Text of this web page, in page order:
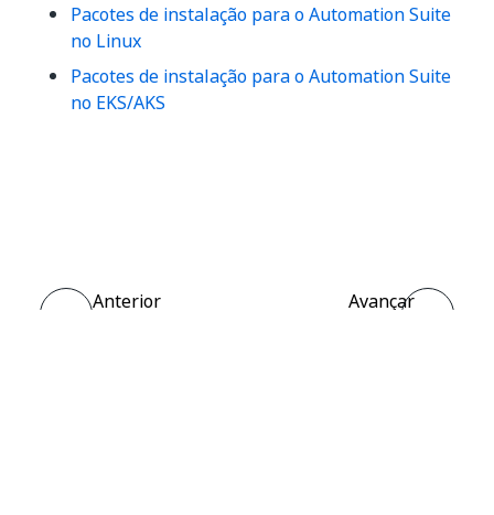
Pacotes de instalação para o Automation Suite
no Linux
Pacotes de instalação para o Automation Suite
no EKS/AKS
Anterior
Avançar